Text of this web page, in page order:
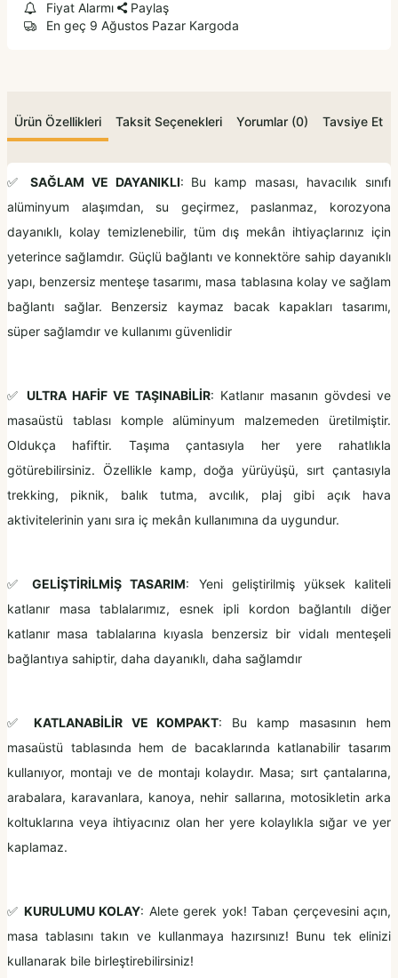
Fiyat Alarmı
Paylaş
En geç 9 Ağustos Pazar Kargoda
Ürün Özellikleri Taksit Seçenekleri Yorumlar (0) Tavsiye Et
✅ SAĞLAM VE DAYANIKLI: Bu kamp masası, havacılık sınıfı
alüminyum alaşımdan, su geçirmez, paslanmaz, korozyona
dayanıklı, kolay temizlenebilir, tüm dış mekân ihtiyaçlarınız için
yeterince sağlamdır. Güçlü bağlantı ve konnektöre sahip dayanıklı
yapı, benzersiz menteşe tasarımı, masa tablasına kolay ve sağlam
bağlantı sağlar. Benzersiz kaymaz bacak kapakları tasarımı,
süper sağlamdır ve kullanımı güvenlidir
✅ ULTRA HAFİF VE TAŞINABİLİR: Katlanır masanın gövdesi ve
masaüstü tablası komple alüminyum malzemeden üretilmiştir.
Oldukça hafiftir. Taşıma çantasıyla her yere rahatlıkla
götürebilirsiniz. Özellikle ​​kamp, doğa yürüyüşü, sırt çantasıyla
trekking, piknik, balık tutma, avcılık, plaj gibi açık hava
aktivitelerinin yanı sıra iç mekân kullanımına da uygundur.
✅GELİŞTİRİLMİŞ TASARIM: Yeni geliştirilmiş yüksek kaliteli
katlanır masa tablalarımız, esnek ipli kordon bağlantılı diğer
katlanır masa tablalarına kıyasla benzersiz bir vidalı menteşeli
bağlantıya sahiptir, daha dayanıklı, daha sağlamdır
✅ KATLANABİLİR VE KOMPAKT: Bu kamp masasının hem
masaüstü tablasında hem de bacaklarında katlanabilir tasarım
kullanıyor, montajı ve de montajı kolaydır. Masa; sırt çantalarına,
arabalara, karavanlara, kanoya, nehir sallarına, motosikletin arka
koltuklarına veya ihtiyacınız olan her yere kolaylıkla sığar ve yer
kaplamaz.
✅ KURULUMU KOLAY: Alete gerek yok! Taban çerçevesini açın,
masa tablasını takın ve kullanmaya hazırsınız! Bunu tek elinizi
kullanarak bile birleştirebilirsiniz!